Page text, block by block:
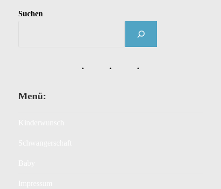
Suchen
Menü: